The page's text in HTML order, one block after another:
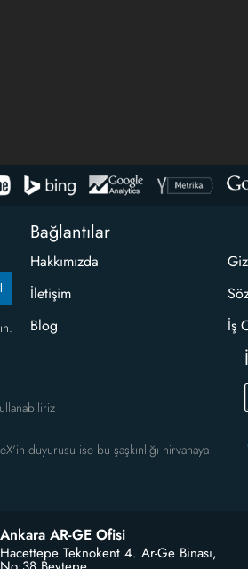
duyurusu ise bu şaşkınlığı nirvanaya
Bağlantılar
Hakkımızda
İletişim
Blog
İş
Ankara AR-GE Ofisi
Hacettepe Teknokent 4. Ar-Ge Binası,